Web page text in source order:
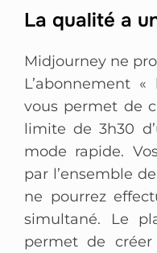
La qualité a
Midjourney ne
L’abonnement
vous permet de
limite de 3h30
mode rapide.
par l’ensemble
ne pourrez
simultané. Le
permet de